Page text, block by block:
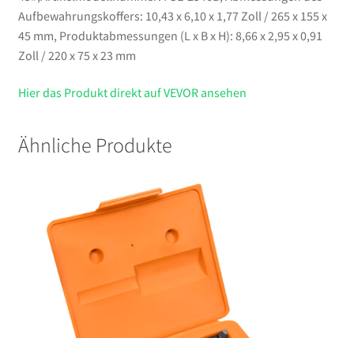
Aufbewahrungskoffers: 10,43 x 6,10 x 1,77 Zoll / 265 x 155 x
45 mm, Produktabmessungen (L x B x H): 8,66 x 2,95 x 0,91
Zoll / 220 x 75 x 23 mm
Hier das Produkt direkt auf VEVOR ansehen
Ähnliche Produkte